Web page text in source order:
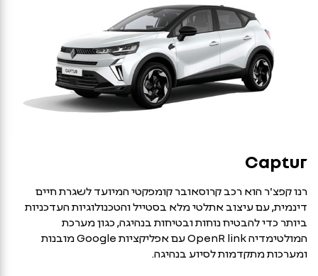
Captur
רנו קפצ'ר הוא רכב קרוסאובר קומפקטי המיועד לשגרת חיים
דינמית, עם עיצוב אתלטי מלא בסטייל והטכנולוגיות העדכניות
ביותר כדי להבטיח נוחות ובטיחות בנהיגה, כגון מערכת
המולטימדיה OpenR link עם אפליקציות Google מובנות
ומערכות מתקדמות לסיוע בנהיגה.